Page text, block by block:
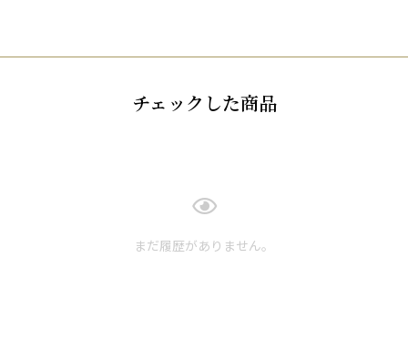
チェックした商品
まだ履歴がありません。